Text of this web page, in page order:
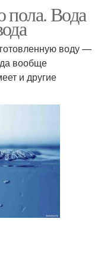
пола. Вода
воду —
вообще
и другие